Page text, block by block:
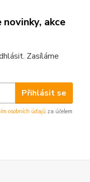
akce
Zasíláme
Přihlásit se
osobních údajů za účelem